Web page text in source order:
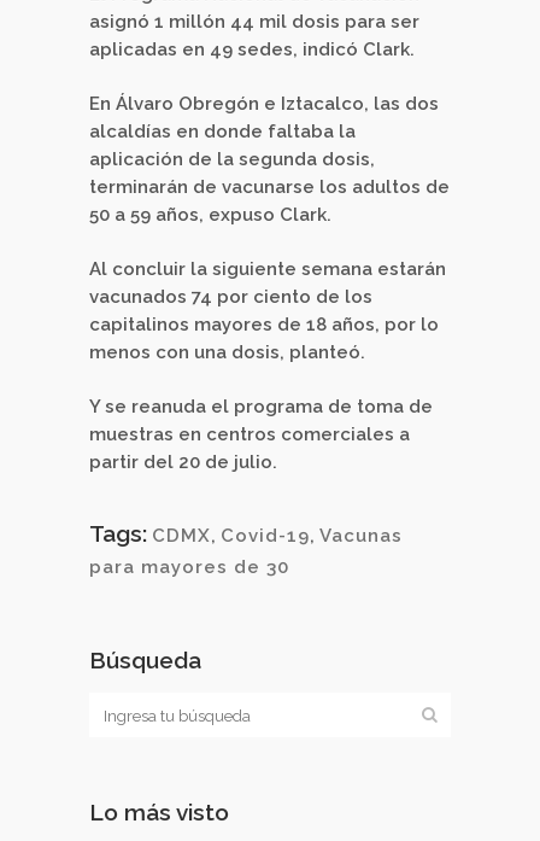
asignó 1 millón 44 mil dosis para ser
aplicadas en 49 sedes, indicó Clark.
En Álvaro Obregón e Iztacalco, las dos
alcaldías en donde faltaba la
aplicación de la segunda dosis,
terminarán de vacunarse los adultos de
50 a 59 años, expuso Clark.
Al concluir la siguiente semana estarán
vacunados 74 por ciento de los
capitalinos mayores de 18 años, por lo
menos con una dosis, planteó.
Y se reanuda el programa de toma de
muestras en centros comerciales a
partir del 20 de julio.
Tags: CDMX, Covid-19, Vacunas
para mayores de 30
Búsqueda
Lo más visto